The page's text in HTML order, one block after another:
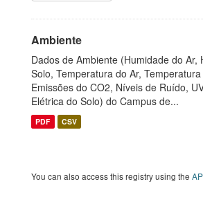
Ambiente
Dados de Ambiente (Humidade do Ar,
Solo, Temperatura do Ar,
Emissões do CO2, Níveis de Ruído,
Elétrica do Solo) do Campus de...
PDF CSV
You can also access this registry using the